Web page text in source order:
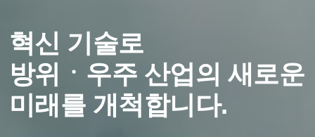
혁신 기술로
방위ㆍ우주 산업의 새로운
미래를 개척합니다.